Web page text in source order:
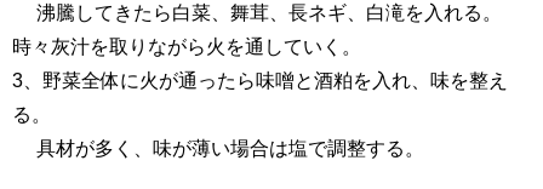
沸騰してきたら白菜、舞茸、長ネギ、白滝を入れる。
時々灰汁を取りながら火を通していく。
3、野菜全体に火が通ったら味噌と酒粕を入れ、味を整え
る。
具材が多く、味が薄い場合は塩で調整する。